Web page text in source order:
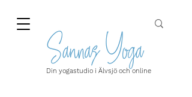
Din yogastudio i Älvsjö och online